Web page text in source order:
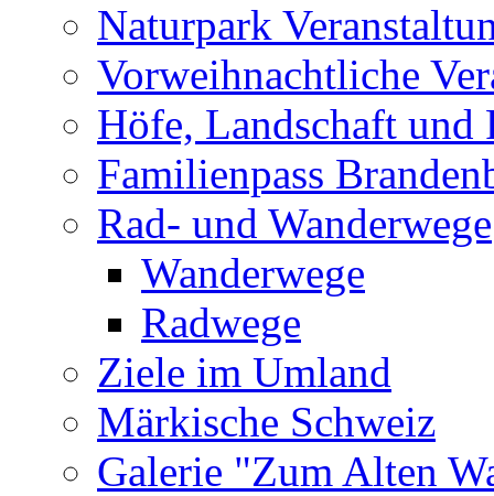
Naturpark
Vorweihnachtliche
Höfe, Landschaft und
Familienpass
Rad- und Wanderwege
Wanderwege
Radwege
Ziele im Umland
Märkische Schweiz
Galerie "Zum Alten